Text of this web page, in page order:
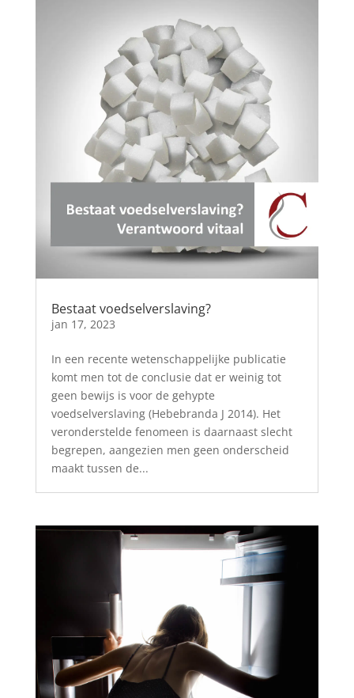
Bestaat voedselverslaving?
jan 17, 2023
In een recente wetenschappelijke publicatie
komt men tot de conclusie dat er weinig tot
geen bewijs is voor de gehypte
voedselverslaving (Hebebranda J 2014). Het
veronderstelde fenomeen is daarnaast slecht
begrepen, aangezien men geen onderscheid
maakt tussen de...